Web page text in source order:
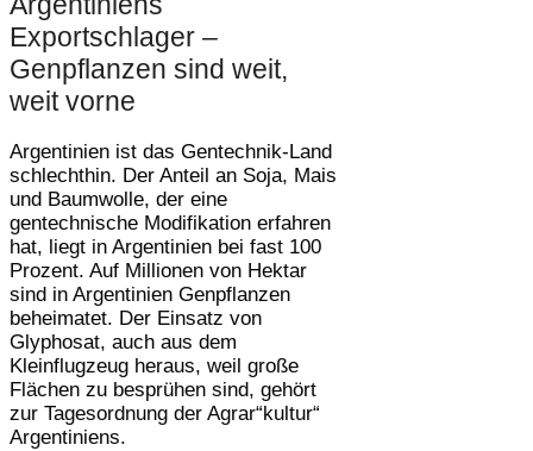
Exportschlager –
Genpflanzen sind weit,
weit vorne
Argentinien ist das Gentechnik-Land
schlechthin. Der Anteil an Soja, Mais
und Baumwolle, der eine
gentechnische Modifikation erfahren
hat, liegt in Argentinien bei fast 100
Prozent. Auf Millionen von Hektar
sind in Argentinien Genpflanzen
beheimatet. Der Einsatz von
Glyphosat, auch aus dem
Kleinflugzeug heraus, weil große
Flächen zu besprühen sind, gehört
zur Tagesordnung der Agrar“kultur“
Argentiniens.